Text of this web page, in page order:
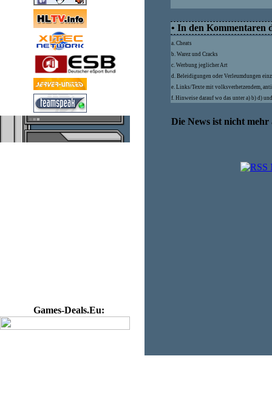
Games-Deals.Eu:
• In den Kommentaren
a. Cheats
b. Warez und Cracks
c. Werbung jeglicher Art
d. Beleidigungen oder Verleumdungen
e. Links/Texte mit volksverhetzendem,
f. Hinweise darauf wo das unter a) b) d)
Die News ist nicht